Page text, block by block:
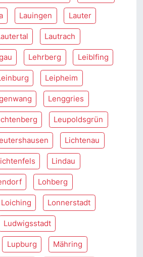
Lauingen Lauter
Lautrach
Lehrberg Leiblfing
Leipheim
Lenggries
Leupoldsgrün
Lichtenau
Lindau
Lohberg
Loiching Lonnerstadt
Ludwigsstadt
Lupburg Mähring